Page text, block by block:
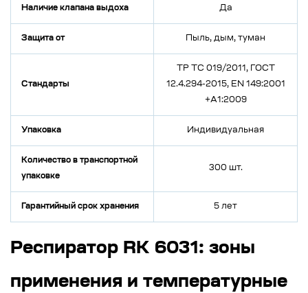
Наличие клапана выдоха Да
Защита от Пыль, дым, туман
Стандарты
ТР ТС 019/2011, ГОСТ
12.4.294-2015, EN 149:2001
+A1:2009
Упаковка Индивидуальная
Количество в транспортной
упаковке
300 шт.
Гарантийный срок хранения 5 лет
Респиратор RK 6031: зоны
применения и температурные